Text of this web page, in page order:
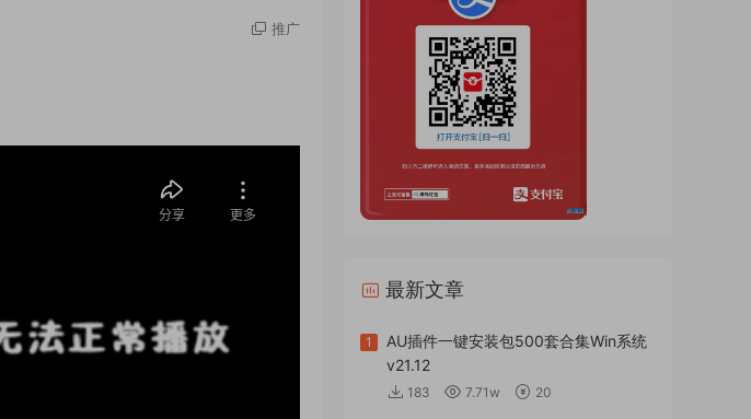
推广
最新文章
1
AU插件一键安装包500套合集Win系统
v21.12
183 7.71w 20